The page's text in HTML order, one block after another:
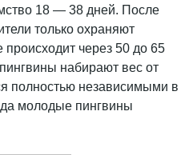
18 — 38 дней. После
только охраняют
через 50 до 65
набирают вес от
полностью независимыми в
молодые пингвины